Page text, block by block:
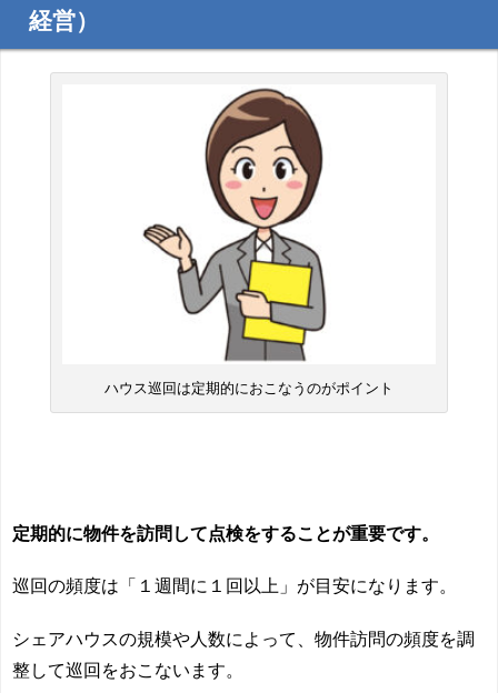
経営）
ハウス巡回は定期的におこなうのがポイント
定期的に物件を訪問して点検をすることが重要です。
巡回の頻度は「１週間に１回以上」が目安になります。
シェアハウスの規模や人数によって、物件訪問の頻度を調
整して巡回をおこないます。